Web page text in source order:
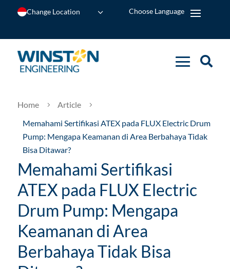
Change Location
Home 5 Article 5
Memahami Sertifikasi ATEX pada FLUX Electric Drum
Pump: Mengapa Keamanan di Area Berbahaya Tidak
Bisa Ditawar?
Memahami Sertifikasi
ATEX pada FLUX Electric
Drum Pump: Mengapa
Keamanan di Area
Berbahaya Tidak Bisa